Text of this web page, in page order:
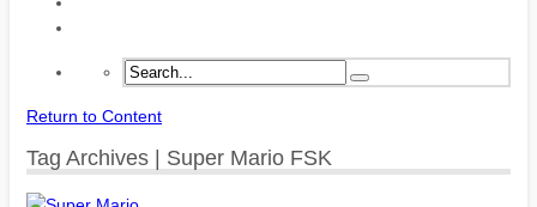
Return to Content
Tag Archives | Super Mario FSK